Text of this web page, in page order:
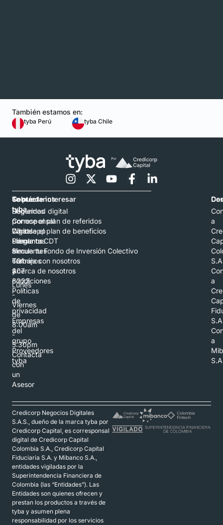
También estamos en:
tyba Perú tyba Chile
Contáctanos
Hablemos
por
Whatsapp
Llámanos
al
601
307
8223
Lunes
-
Viernes
de
8:00am
-
5:30pm
Contacta
con
un
Asesor
Sobre
tyba
Corresponsal
Digital
Preguntas
frecuentes
Términos
y
condiciones
Políticas
de
privacidad
Empresas
del
grupo
Proveedores
tyba
Te puede interesar
Seguridad digital
Conoce el plan de referidos
Conoce el plan de beneficios
Simula tu CDT
Simula tu Fondo de Inversión Colectivo
Trabaja con nosotros
Acerca de nosotros
a
a
a
Credicorp Negocios Digitales
S.A.S., dueño de la marca tyba por
Credicorp Capital, es corresponsal
digital de Credicorp Capital
Colombia S.A., Credicorp Capital
Fiduciaria S.A. y Mibanco S.A.,
entidades vigiladas por la
Superintendencia Financiera de
Colombia (las “Entidades”). Las
Entidades son quienes ofrecen y
prestan los productos a través de
tyba y asumen plena
responsabilidad por los servicios